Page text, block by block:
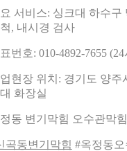
서비스: 싱크대 하수구
, 내시경 검사
번호: 010-4892-7655
현장 위치: 경기도 양주
화장실
동 변기막힘 오수관막
곡동변기막힘 #옥정동